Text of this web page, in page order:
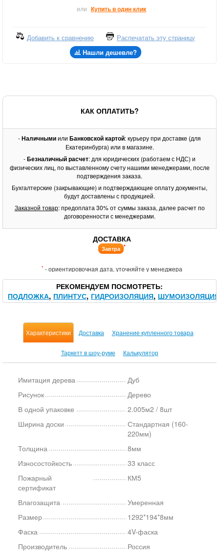
или Купить в один клик
Добавить к сравнению
Распечатать эту страницу
Нашли дешевле?
КАК ОПЛАТИТЬ?
-Наличнымиили Банковской картой: курьеру при доставке (для
Екатеринбурга) или в магазине.
-Безналичный расчет: для юридических (работаем с НДС) и
физических лиц, по выставленному счету нашими менеджерами, после
подтверждения заказа.
Бухгалтерские (закрывающие) и подтверждающие оплату документы,
будут доставлены с продукцией.
Заказной товар: предоплата 30% от суммы заказа, далее расчет по
договоренности с менеджерами.
ДОСТАВКА
Завтра *
* - ориентировочная дата, уточняйте у менеджера
РЕКОМЕНДУЕМ ПОСМОТРЕТЬ
ПОДЛОЖКА ПЛИНТУС ГИДРОИЗОЛЯЦИЯ ШУМОИЗОЛЯЦИЯ
Характеристики Доставка Хранение купленного товара
Таркетт в шоу-руме Калькулятор
Имитация дерева
Дуб
Рисунок
Дерево
В одной упаковке
2.005м2 / 8шт
Ширина доски
Стандартная (160-
220мм)
Толщина
8мм
Износостойкость
33 класс
Пожарный
сертификат
КМ5
Влагозащита
Умеренная
Размер
1292*194*8мм
Фаска
4V-фаска
Производитель
Россия